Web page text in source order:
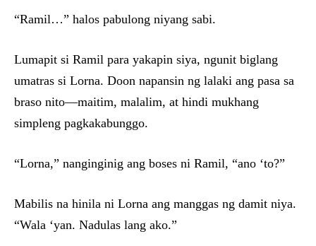
“Ramil…” halos pabulong niyang sabi.
Lumapit si Ramil para yakapin siya, ngunit biglang
umatras si Lorna. Doon napansin ng lalaki ang pasa sa
braso nito—maitim, malalim, at hindi mukhang
simpleng pagkakabunggo.
“Lorna,” nanginginig ang boses ni Ramil, “ano ‘to?”
Mabilis na hinila ni Lorna ang manggas ng damit niya.
“Wala ‘yan. Nadulas lang ako.”